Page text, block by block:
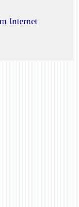
Internet